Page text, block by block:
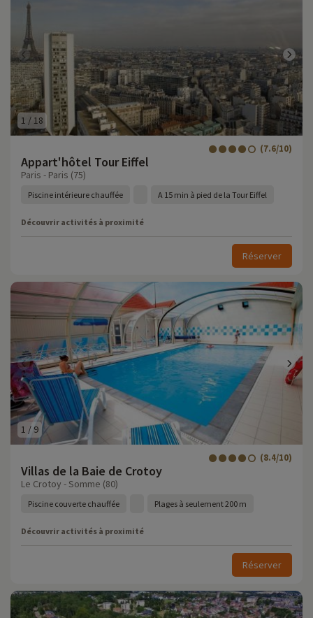
1 / 18
Appart'hôtel Tour Eiffel
(7.6/10)
Paris - Paris (75)
Piscine intérieure chauffée A 15 min à pied de la Tour Eiffel
Découvrir activités à proximité
Réserver
1 /9
Villas de la Baie de Crotoy
(8.4/10)
Le Crotoy - Somme (80)
Piscine couverte chauffée Plages à seulement 200 m
Découvrir activités à proximité
Réserver